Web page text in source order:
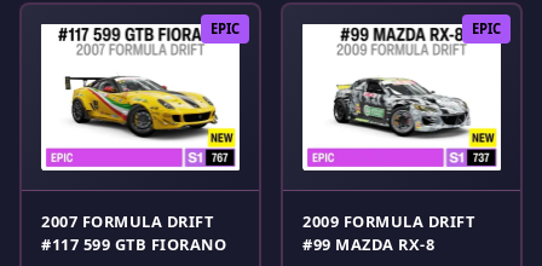
EPIC
2007 FORMULA DRIFT
#117 599 GTB FIORANO
EPIC
2009 FORMULA DRIFT
#99 MAZDA RX-8